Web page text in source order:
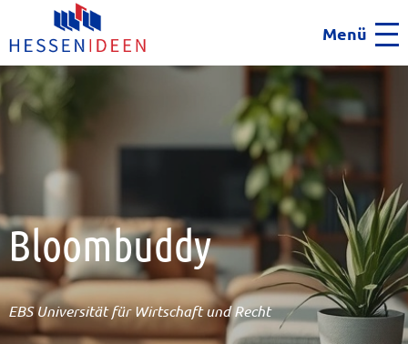
Menü
Bloombuddy
EBS Universität für Wirtschaft und Recht